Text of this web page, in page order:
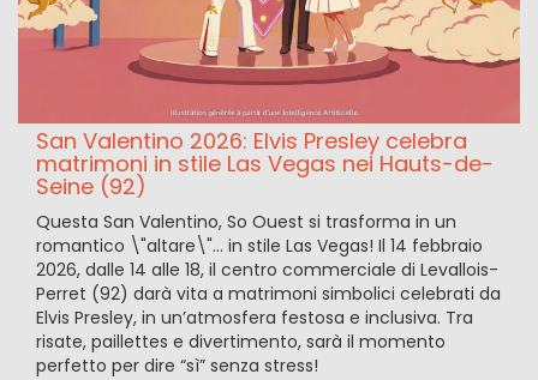
San Valentino 2026: Elvis Presley celebra
matrimoni in stile Las Vegas nei Hauts-de-
Seine (92)
Questa San Valentino, So Ouest si trasforma in un
romantico \"altare\"... in stile Las Vegas! Il 14 febbraio
2026, dalle 14 alle 18, il centro commerciale di Levallois-
Perret (92) darà vita a matrimoni simbolici celebrati da
Elvis Presley, in un’atmosfera festosa e inclusiva. Tra
risate, paillettes e divertimento, sarà il momento
perfetto per dire “sì” senza stress!